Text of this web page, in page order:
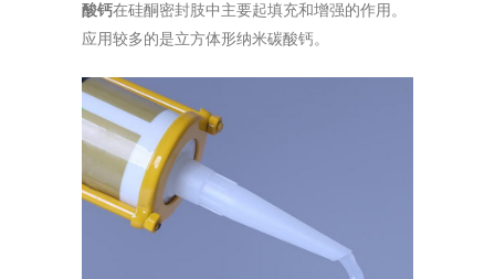
酸钙在硅酮密封肢中主要起填充和增强的作用。
应用较多的是立方体形纳米碳酸钙。